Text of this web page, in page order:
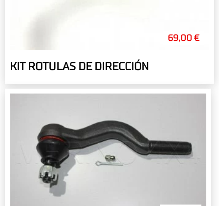
69,00 €
KIT ROTULAS DE DIRECCIÓN